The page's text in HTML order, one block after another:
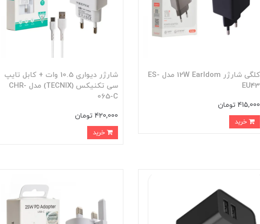
کلگی شارژر 12W Earldom مدل ES-
EU43
415,000 تومان
شارژر دیواری 10.5 وات + کابل تایپ
سی تکنیکس (TECNIX) مدل CHR-
065-C
420,000 تومان
خرید